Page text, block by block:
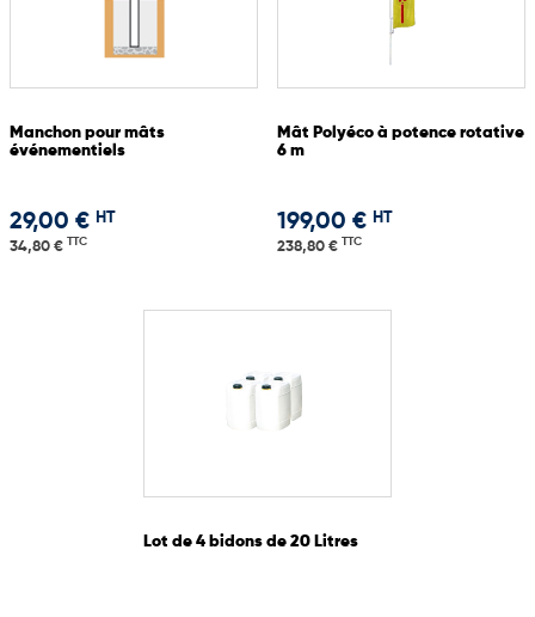
Manchon pour mâts
événementiels
29,00 € HT
34,80 € TTC
Mât Polyéco à potence rotative
6 m
199,00 € HT
238,80 € TTC
Lot de 4 bidons de 20 Litres